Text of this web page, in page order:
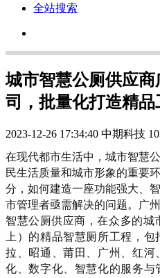
全站搜索
城市智慧公厕供应
司，批量化打造精品
2023-12-26 17:34:40 中期科技
在现代都市生活中，城市智慧
民生活质量和城市形象的重要
分，如何建造一座功能强大、
市管理者亟需解决的问题。广
智慧公厕供应商，在众多的
上）的精品智慧厕所工程，
拉、昭通、莆田、广州、红
化、数字化、智慧化的服务